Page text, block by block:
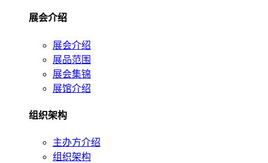
展会介绍
展会介绍
展品范围
展会集锦
展馆介绍
组织架构
主办方介绍
组织架构